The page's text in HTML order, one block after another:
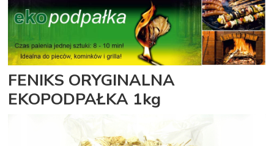
FENIKS ORYGINALNA
EKOPODPAŁKA 1kg